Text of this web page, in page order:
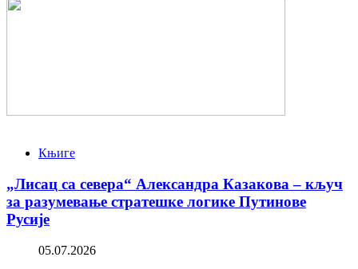
Књиге
„Лисац са севера“ Александра Казакова – кључ
за разумевање стратешке логике Путинове
Русије
05.07.2026